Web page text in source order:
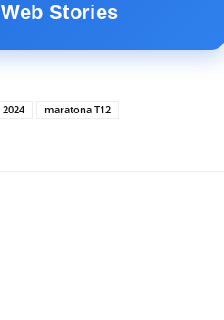
Stories
maratona T12